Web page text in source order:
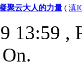
聚云大人的力量 ( 滇
13:59 ,